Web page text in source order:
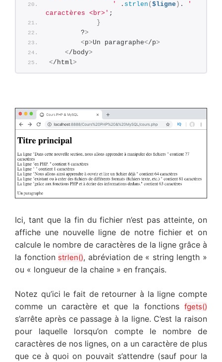
                '
. strlen ( $ligne ) .
'
caractères <br>' ;
}
        ?
>
<p>Un paragraphe</p>
</body>
</html>
Ici, tant que la fin du fichier n’est pas atteinte, on
affiche une nouvelle ligne de notre fichier et on
calcule le nombre de caractères de la ligne grâce à
la fonctionstrlen(), abréviation de « string length »
ou « longueur de la chaine » en français.
Notez qu’ici le fait de retourner à la ligne compte
comme un caractère et que la fonctions fgets()
s’arrête après ce passage à la ligne. C’est la raison
pour laquelle lorsqu’on compte le nombre de
caractères de nos lignes, on a un caractère de plus
que ce à quoi on pouvait s’attendre (sauf pour la